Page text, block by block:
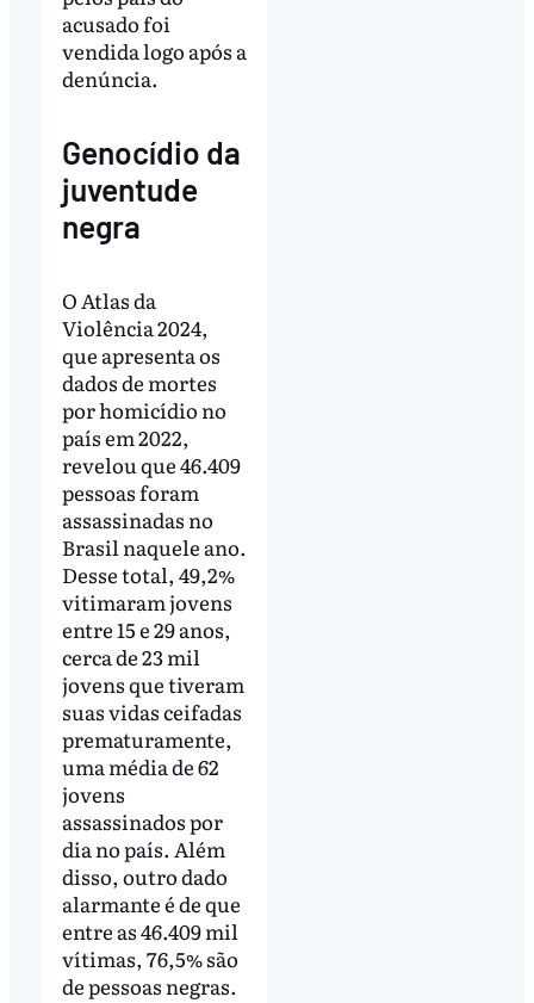
acusado foi
vendida logo após a
denúncia.
Genocídio da
juventude
negra
O Atlas da
Violência 2024,
que apresenta os
dados de mortes
por homicídio no
país em 2022,
revelou que 46.409
pessoas foram
assassinadas no
Brasil naquele ano.
Desse total, 49,2%
vitimaram jovens
entre 15 e 29 anos,
cerca de 23 mil
jovens que tiveram
suas vidas ceifadas
prematuramente,
uma média de 62
jovens
assassinados por
dia no país. Além
disso, outro dado
alarmante é de que
entre as 46.409 mil
vítimas, 76,5% são
de pessoas negras.